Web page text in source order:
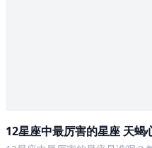
12星座中最厉害的星座 天蝎